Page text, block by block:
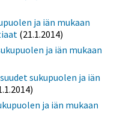
ja iän mukaan
(21.1.2014)
ja iän mukaan
sukupuolen ja iän
ja iän mukaan